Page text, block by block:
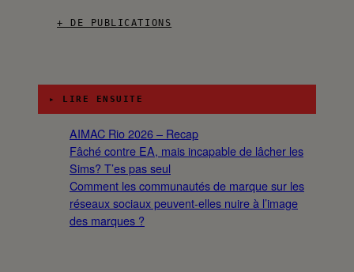
+ DE PUBLICATIONS
▸ LIRE ENSUITE
AIMAC Rio 2026 – Recap
Fâché contre EA, mais incapable de lâcher les
Sims? T’es pas seul
Comment les communautés de marque sur les
réseaux sociaux peuvent-elles nuire à l’image
des marques ?